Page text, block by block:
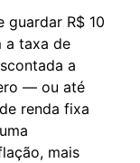
guardar R$ 10
a taxa de
a
— ou até
renda fixa
mais